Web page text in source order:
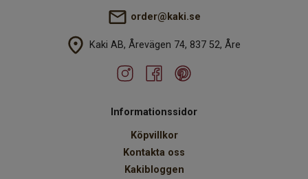
order@kaki.se
Kaki AB, Årevägen 74, 837 52, Åre
Informationssidor
Köpvillkor
Kontakta oss
Kakibloggen